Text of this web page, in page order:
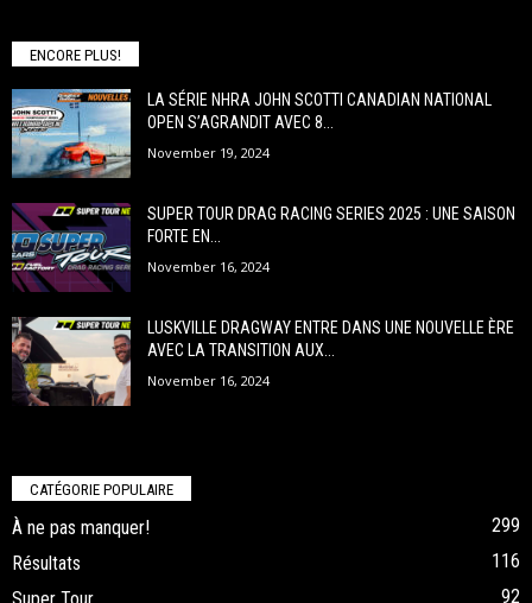
ENCORE PLUS!
LA SÉRIE NHRA JOHN SCOTTI CANADIAN NATIONAL
OPEN S’AGRANDIT AVEC 8...
November 19, 2024
SUPER TOUR DRAG RACING SERIES 2025 : UNE SAISON
FORTE EN...
November 16, 2024
LUSKVILLE DRAGWAY ENTRE DANS UNE NOUVELLE ÈRE
AVEC LA TRANSITION AUX...
November 16, 2024
CATÉGORIE POPULAIRE
À ne pas manquer!
299
Résultats
116
92